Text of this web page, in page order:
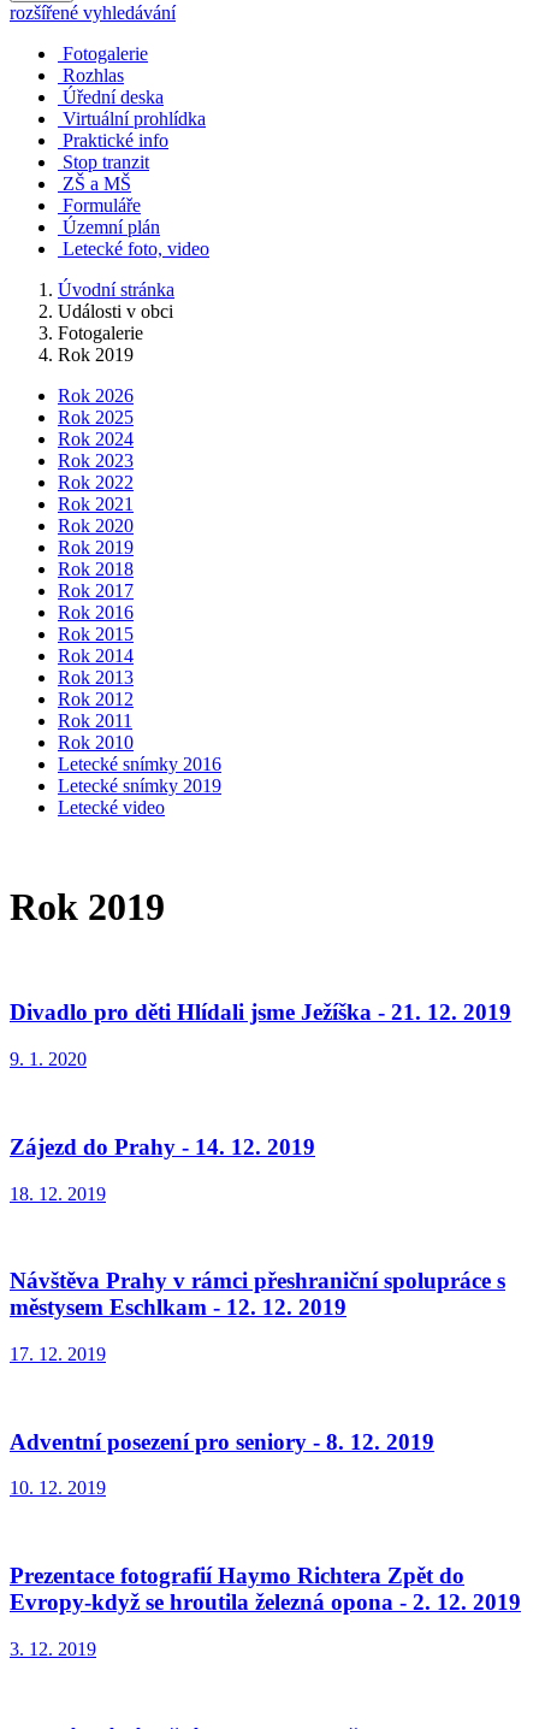
rozšířené vyhledávání
Fotogalerie
Rozhlas
Úřední deska
Virtuální prohlídka
Praktické info
Stop tranzit
ZŠ a MŠ
Formuláře
Územní plán
Letecké foto, video
Úvodní stránka
Události v obci
Fotogalerie
Rok 2019
Rok 2026
Rok 2025
Rok 2024
Rok 2023
Rok 2022
Rok 2021
Rok 2020
Rok 2019
Rok 2018
Rok 2017
Rok 2016
Rok 2015
Rok 2014
Rok 2013
Rok 2012
Rok 2011
Rok 2010
Letecké snímky 2016
Letecké snímky 2019
Letecké video
Rok 2019
Divadlo pro děti Hlídali jsme Ježíška - 21. 12. 2019
9. 1. 2020
Zájezd do Prahy - 14. 12. 2019
18. 12. 2019
Návštěva Prahy v rámci přeshraniční spolupráce s
městysem Eschlkam - 12. 12. 2019
17. 12. 2019
Adventní posezení pro seniory - 8. 12. 2019
10. 12. 2019
Prezentace fotografií Haymo Richtera Zpět do
Evropy-když se hroutila železná opona - 2. 12. 2019
3. 12. 2019